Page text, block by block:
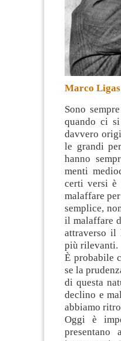
Marco Ligas
Sono
quando ci
davvero
le grandi
hanno
menti
certi versi è
malaffare
semplice,
il malaffare
attraverso il
più rilevanti.
È probabile
se la
di questa
declino e
abbiamo
Oggi è